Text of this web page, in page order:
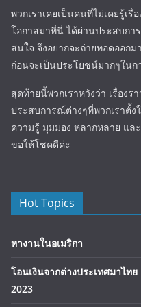
พวกเราเคยเป็นคนที่ไม่เคยรู้เรื่
โอกาสมาที่นี่ ได้ผ่านประสบกา
สนใจ จึงอยากจะถ่ายทอดออก
ก่อนจะเป็นประโยชน์มากๆในก
สุดท้ายนี้พวกเราหวังว่า เรื่อง
ประสบการณ์ต่างๆที่พวกเราตั้
ความรู้ มุมมอง หลากหลาย แล
ขอให้โชคดีค่ะ
Hot Topics
หางานในอเมริกา
โอนเงินจากต่างประเทศมาไท
2023